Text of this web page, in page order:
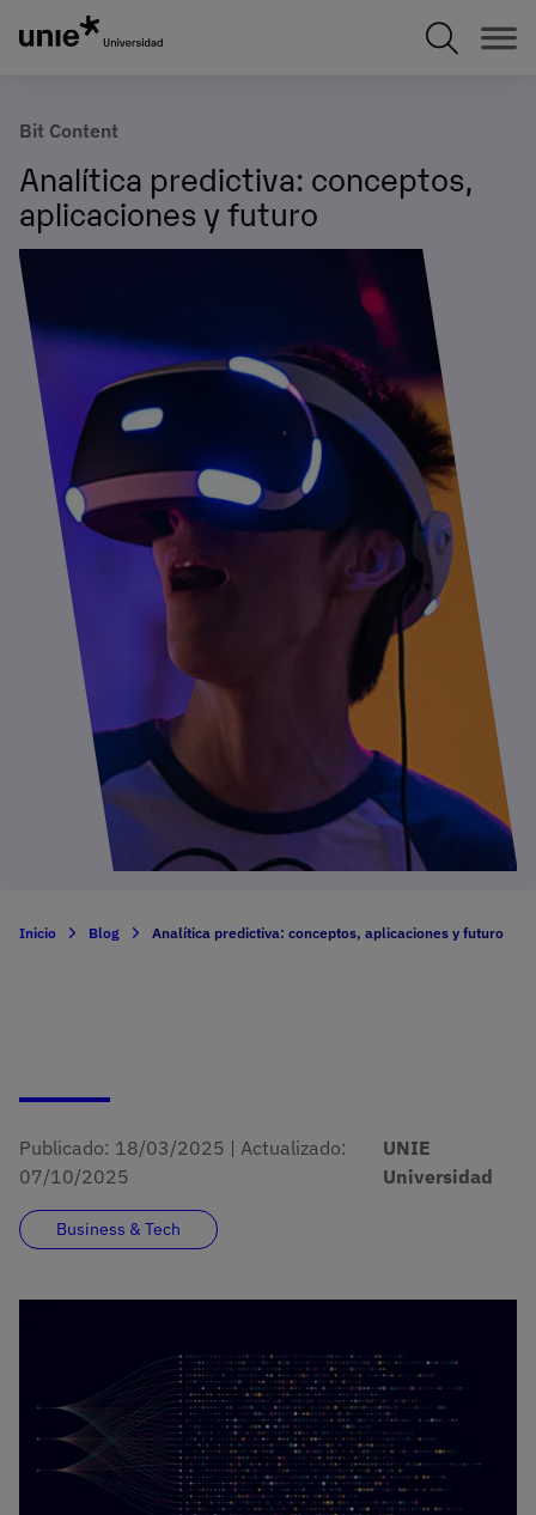
Bit Content
Analítica predictiva: conceptos,
aplicaciones y futuro
Inicio Blog Analítica predictiva: conceptos, aplicaciones y futuro
Publicado: 18/03/2025 | Actualizado:
07/10/2025
UNIE
Universidad
Business & Tech